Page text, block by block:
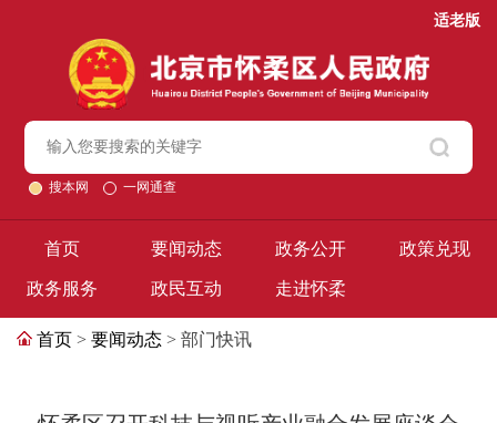
适老版
搜本网 一网通查
首页 要闻动态 政务公开 政策兑现
政务服务 政民互动 走进怀柔
首页 > 要闻动态 > 部门快讯